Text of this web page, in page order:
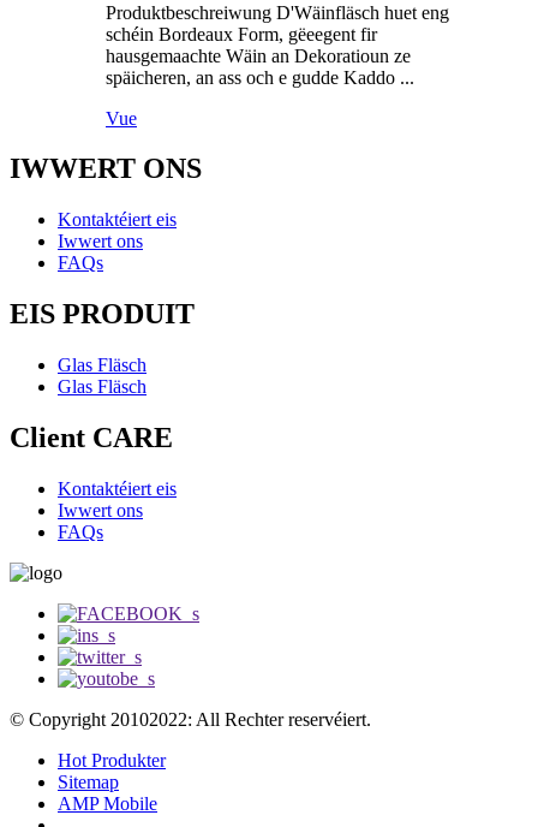
Produktbeschreiwung D'Wäinfläsch huet eng
schéin Bordeaux Form, gëeegent fir
hausgemaachte Wäin an Dekoratioun ze
späicheren, an ass och e gudde Kaddo ...
Vue
IWWERT ONS
Kontaktéiert eis
Iwwert ons
FAQs
EIS PRODUIT
Glas Fläsch
Glas Fläsch
Client CARE
Kontaktéiert eis
Iwwert ons
FAQs
© Copyright 20102022: All Rechter reservéiert.
Hot Produkter
Sitemap
AMP Mobile